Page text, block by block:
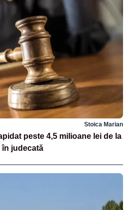
Stoica Marian
peste 4,5 milioane lei de la
în judecată